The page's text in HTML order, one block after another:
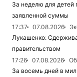
За неделю для детей
заявленной суммы
17:37
07.08.2026
Лукашенко:
правительством
17:26
07.08.2026
За восемь дней в